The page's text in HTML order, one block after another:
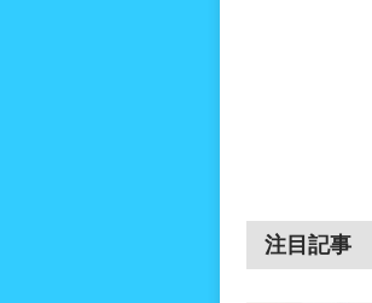
注目記事